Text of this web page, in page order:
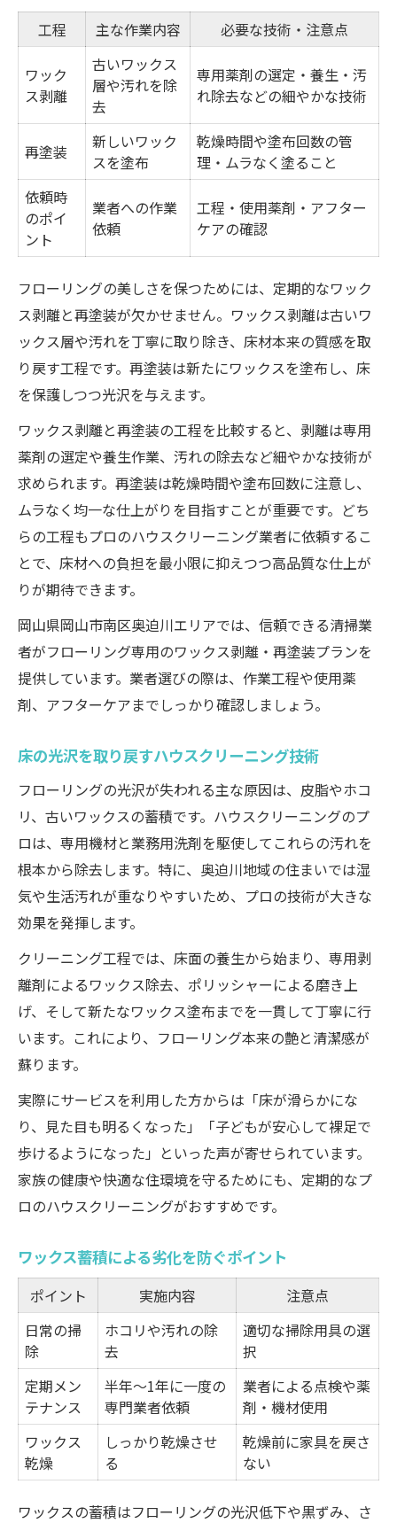
工程 主な作業内容 必要な技術・注意点
ワック
ス剥離
古いワックス
層や汚れを除
去
専用薬剤の選定・養生・汚
れ除去などの細やかな技術
再塗装
新しいワック
スを塗布
乾燥時間や塗布回数の管
理・ムラなく塗ること
依頼時
のポイ
ント
業者への作業
依頼
工程・使用薬剤・アフター
ケアの確認
フローリングの美しさを保つためには、定期的なワック
ス剥離と再塗装が欠かせません。ワックス剥離は古いワ
ックス層や汚れを丁寧に取り除き、床材本来の質感を取
り戻す工程です。再塗装は新たにワックスを塗布し、床
を保護しつつ光沢を与えます。
ワックス剥離と再塗装の工程を比較すると、剥離は専用
薬剤の選定や養生作業、汚れの除去など細やかな技術が
求められます。再塗装は乾燥時間や塗布回数に注意し、
ムラなく均一な仕上がりを目指すことが重要です。どち
らの工程もプロのハウスクリーニング業者に依頼するこ
とで、床材への負担を最小限に抑えつつ高品質な仕上が
りが期待できます。
岡山県岡山市南区奥迫川エリアでは、信頼できる清掃業
者がフローリング専用のワックス剥離・再塗装プランを
提供しています。業者選びの際は、作業工程や使用薬
剤、アフターケアまでしっかり確認しましょう。
床の光沢を取り戻すハウスクリーニング技術
フローリングの光沢が失われる主な原因は、皮脂やホコ
リ、古いワックスの蓄積です。ハウスクリーニングのプ
ロは、専用機材と業務用洗剤を駆使してこれらの汚れを
根本から除去します。特に、奥迫川地域の住まいでは湿
気や生活汚れが重なりやすいため、プロの技術が大きな
効果を発揮します。
クリーニング工程では、床面の養生から始まり、専用剥
離剤によるワックス除去、ポリッシャーによる磨き上
げ、そして新たなワックス塗布までを一貫して丁寧に行
います。これにより、フローリング本来の艶と清潔感が
蘇ります。
実際にサービスを利用した方からは「床が滑らかにな
り、見た目も明るくなった」「子どもが安心して裸足で
歩けるようになった」といった声が寄せられています。
家族の健康や快適な住環境を守るためにも、定期的なプ
ロのハウスクリーニングがおすすめです。
ワックス蓄積による劣化を防ぐポイント
ポイント 実施内容
注意点
日常の掃
除
ホコリや汚れの除
去
適切な掃除用具の選
択
定期メン
テナンス
半年～1年に一度の
専門業者依頼
業者による点検や薬
剤・機材使用
ワックス
乾燥
しっかり乾燥させ
る
乾燥前に家具を戻さ
ない
ワックスの蓄積はフローリングの光沢低下や黒ずみ、さ